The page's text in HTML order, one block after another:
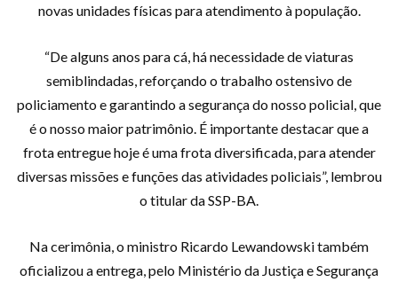
novas unidades físicas para atendimento à população.
“De alguns anos para cá, há necessidade de viaturas
semiblindadas, reforçando o trabalho ostensivo de
policiamento e garantindo a segurança do nosso policial, que
é o nosso maior patrimônio. É importante destacar que a
frota entregue hoje é uma frota diversificada, para atender
diversas missões e funções das atividades policiais”, lembrou
o titular da SSP-BA.
Na cerimônia, o ministro Ricardo Lewandowski também
oficializou a entrega, pelo Ministério da Justiça e Segurança